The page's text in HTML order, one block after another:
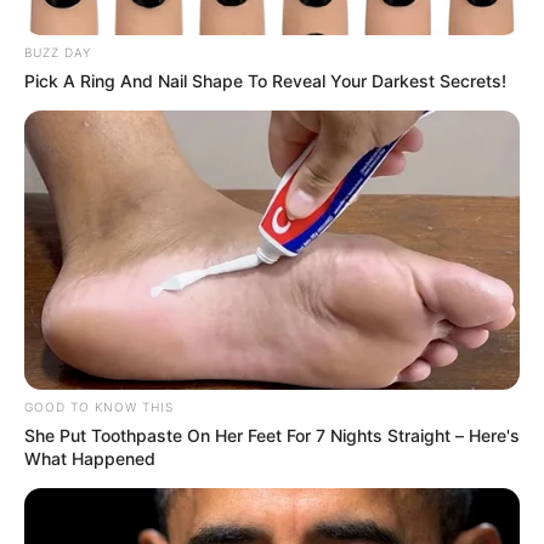
El hallazgo, confirmado este martes,conmovió a sus
amigos y familiares quienes desde hace varios días
habían activado las rutas de búsqueda.
BUZZ DAY
Pick A Ring And Nail Shape To Reveal Your Darkest Secrets!
GOOD TO KNOW THIS
She Put Toothpaste On Her Feet For 7 Nights Straight – Here's
What Happened